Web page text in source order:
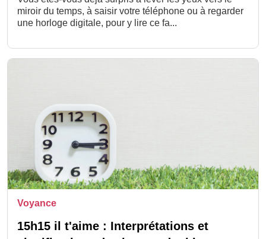
miroir du temps, à saisir votre téléphone ou à regarder
une horloge digitale, pour y lire ce fa...
Voyance
15h15 il t'aime : Interprétations et